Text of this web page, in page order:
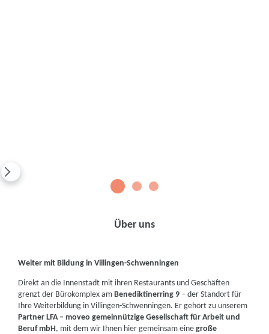
2 3
Über uns
Weiter mit Bildung in Villingen-Schwenningen
Direkt an die Innenstadt mit ihren Restaurants und Geschäften
grenzt der Bürokomplex amBenediktinerring 9 – der Standort für
Ihre Weiterbildung in Villingen-Schwenningen. Er gehört zu unserem
Partner LFA – moveo gemeinnützige Gesellschaft für Arbeit und
Beruf mbH, mit dem wir Ihnen hier gemeinsam einegroße